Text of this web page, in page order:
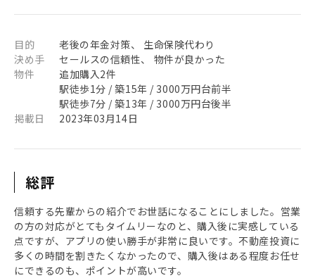
目的
老後の年金対策、 生命保険代わり
決め手
セールスの信頼性、 物件が良かった
物件
追加購入2件
駅徒歩1分 / 築15年 / 3000万円台前半
駅徒歩7分 / 築13年 / 3000万円台後半
掲載日
2023年03月14日
総評
信頼する先輩からの紹介でお世話になることにしました。営業
の方の対応がとてもタイムリーなのと、購入後に実感している
点ですが、アプリの使い勝手が非常に良いです。不動産投資に
多くの時間を割きたくなかったので、購入後はある程度お任せ
にできるのも、ポイントが高いです。